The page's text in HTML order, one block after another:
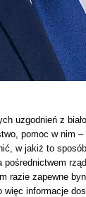
uzgodnień z
pomoc w
w jakiż to
pośrednictwem
razie zapewne
informacje